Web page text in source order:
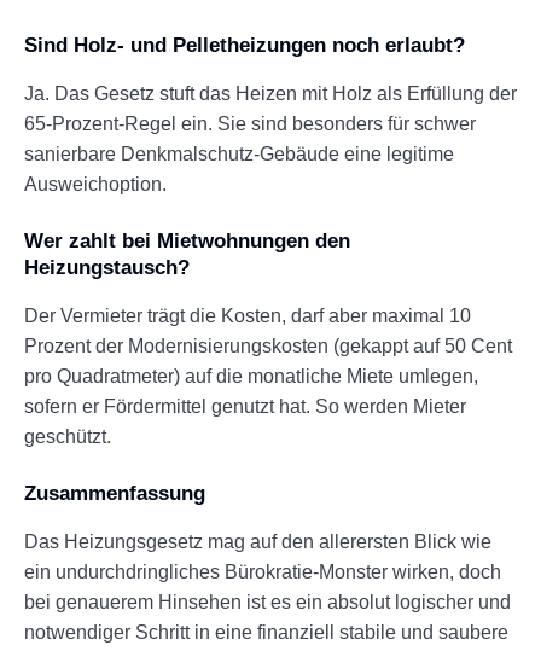
Sind Holz- und Pelletheizungen noch erlaubt?
Ja. Das Gesetz stuft das Heizen mit Holz als Erfüllung der
65-Prozent-Regel ein. Sie sind besonders für schwer
sanierbare Denkmalschutz-Gebäude eine legitime
Ausweichoption.
Wer zahlt bei Mietwohnungen den
Heizungstausch?
Der Vermieter trägt die Kosten, darf aber maximal 10
Prozent der Modernisierungskosten (gekappt auf 50 Cent
pro Quadratmeter) auf die monatliche Miete umlegen,
sofern er Fördermittel genutzt hat. So werden Mieter
geschützt.
Zusammenfassung
Das Heizungsgesetz mag auf den allerersten Blick wie
ein undurchdringliches Bürokratie-Monster wirken, doch
bei genauerem Hinsehen ist es ein absolut logischer und
notwendiger Schritt in eine finanziell stabile und saubere